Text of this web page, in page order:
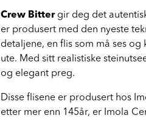
Crew Bittergir deg det
er produsert med den nyeste
detaljene, en flis som må ses
ute. Med sitt realistiske
og elegant preg.
Disse flisene er produsert hos
etter mer enn 145år, er Imola